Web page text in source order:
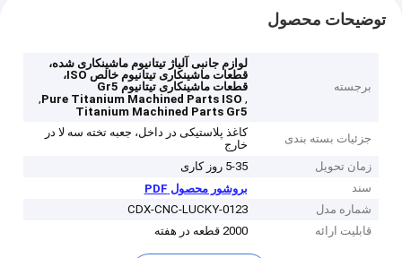
توضیحات محصول
برجسته
لوازم جانبی آلیاژ تیتانیوم ماشینکاری شده،
قطعات ماشینکاری تیتانیوم خالص ISO،
قطعات ماشینکاری تیتانیوم Gr5
,
Pure Titanium Machined Parts ISO
,
Titanium Machined Parts Gr5
جزئیات بسته بندی
کاغذ پلاستیکی در داخل، جعبه تخته سه لا در
خارج
زمان تحویل
5-35 روز کاری
سند
بروشور محصول PDF
شماره مدل
CDX-CNC-LUCKY-0123
قابلیت ارائه
2000 قطعه در هفته